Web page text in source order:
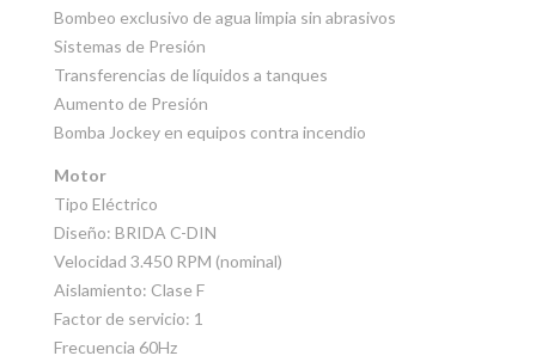
Bombeo exclusivo de agua limpia sin abrasivos
Sistemas de Presión
Transferencias de líquidos a tanques
Aumento de Presión
Bomba Jockey en equipos contra incendio
Motor
Tipo Eléctrico
Diseño: BRIDA C-DIN
Velocidad 3.450 RPM (nominal)
Aislamiento: Clase F
Factor de servicio: 1
Frecuencia 60Hz